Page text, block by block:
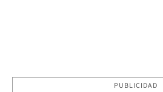
PUBLICIDAD